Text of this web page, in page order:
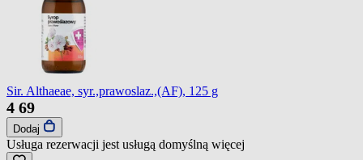
Sir. Althaeae, syr.,prawoslaz.,(AF), 125 g
4 69
Dodaj
Usługa rezerwacji jest usługą domyślną więcej